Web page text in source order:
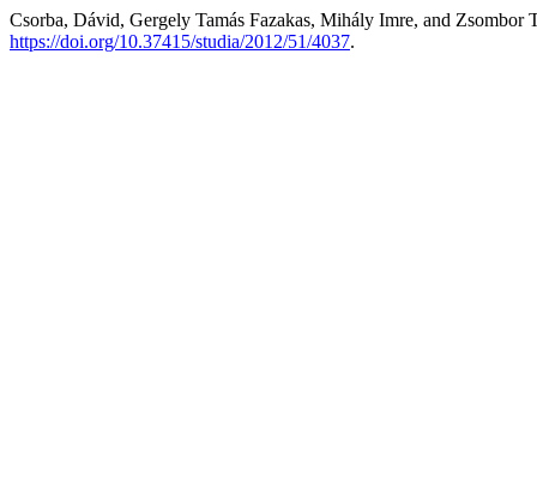
Csorba, Dávid, Gergely Tamás Fazakas, Mihály Imre, and Zsombor
https://doi.org/10.37415/studia/2012/51/4037.